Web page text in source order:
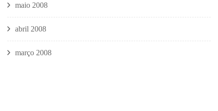
maio 2008
abril 2008
março 2008